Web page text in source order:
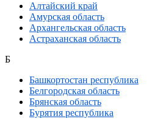
Алтайский край
Амурская область
Архангельская область
Астраханская область
Б
Башкортостан республика
Белгородская область
Брянская область
Бурятия республика